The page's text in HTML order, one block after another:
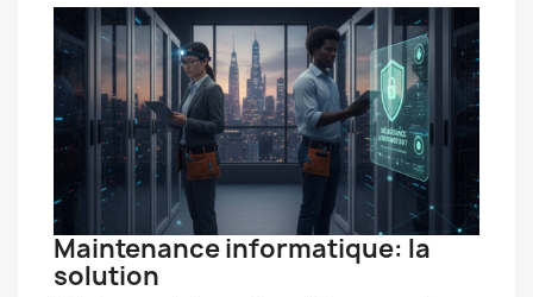
Maintenance informatique: la
solution